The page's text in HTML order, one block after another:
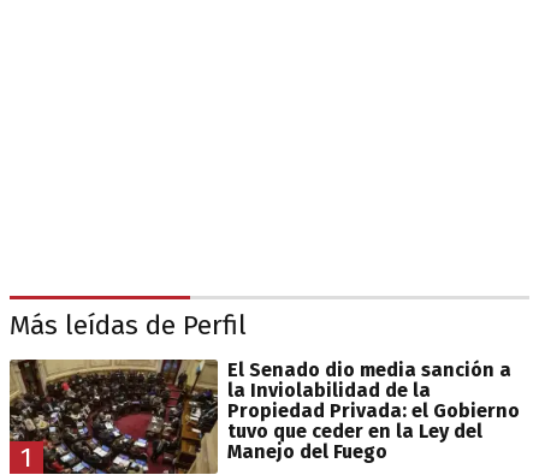
Más leídas de Perfil
1
El Senado dio media sanción a
la Inviolabilidad de la
Propiedad Privada: el Gobierno
tuvo que ceder en la Ley del
Manejo del Fuego